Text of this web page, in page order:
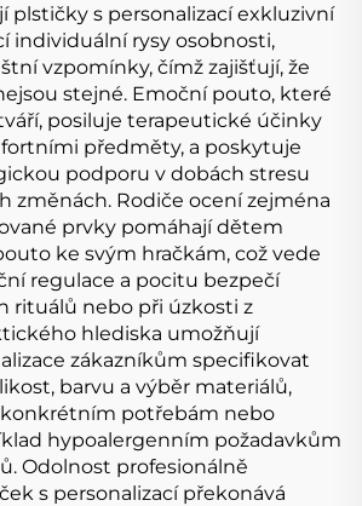
plstičky s personalizací exkluzivní
individuální rysy osobnosti,
vzpomínky, čímž zajišťují, že
stejné. Emoční pouto, které
posiluje terapeutické účinky
předměty, a poskytuje
podporu v dobách stresu
změnách. Rodiče ocení zejména
prvky pomáhají dětem
ke svým hračkám, což vede
regulace a pocitu bezpečí
rituálů nebo při úzkosti z
hlediska umožňují
zákazníkům specifikovat
barvu a výběr materiálů,
potřebám nebo
hypoalergenním požadavkům
Odolnost profesionálně
s personalizací překonává